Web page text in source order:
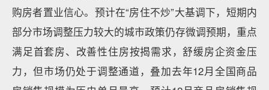
购房者置业信心。预计在“房住不炒”大基调下，短期内
部分市场调整压力较大的城市政策仍存微调预期，重点
满足首套房、改善性住房按揭需求，舒缓房企资金压
力，但市场仍处于调整通道，叠加去年12月全国商品